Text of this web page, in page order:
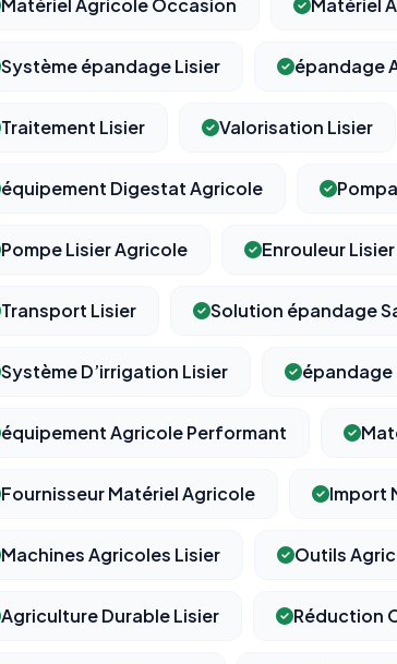
Matériel Agricole Occasion Matériel
Système épandage Lisier épandage
Traitement Lisier Valorisation Lisier
équipement Digestat Agricole
Pompe Lisier Agricole Enrouleur Lisier
Transport Lisier Solution épandage
Système D’irrigation Lisier épandage
équipement Agricole Performant
Fournisseur Matériel Agricole Import
Machines Agricoles Lisier Outils
Agriculture Durable Lisier Réduction